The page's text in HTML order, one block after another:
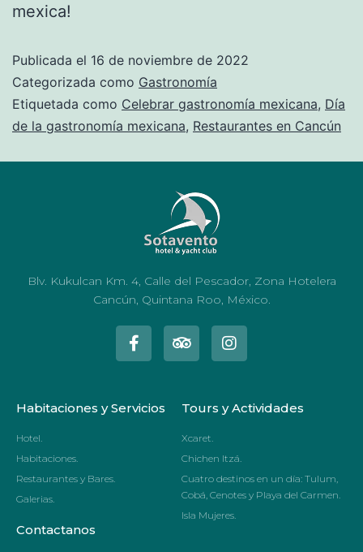
mexica!
Publicada el 16 de noviembre de 2022
Categorizada como Gastronomía
Etiquetada como Celebrar gastronomía mexicana, Día
de la gastronomía mexicana, Restaurantes en Cancún
Blv. Kukulcan Km. 4, Calle del Pescador, Zona Hotelera
Cancún, Quintana Roo, México.
Habitaciones y Servicios
Hotel.
Habitaciones.
Restaurantes y Bares.
Galerias.
Tours y Actividades
Xcaret.
Chichen Itzá.
Cuatro destinos en un día: Tulum,
Cobá, Cenotes y Playa del Carmen.
Isla Mujeres.
Contactanos